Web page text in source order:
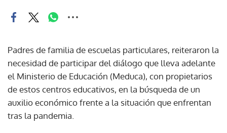
Padres de familia de escuelas particulares, reiteraron la
necesidad de participar del diálogo que lleva adelante
el Ministerio de Educación (Meduca), con propietarios
de estos centros educativos, en la búsqueda de un
auxilio económico frente a la situación que enfrentan
tras la pandemia.